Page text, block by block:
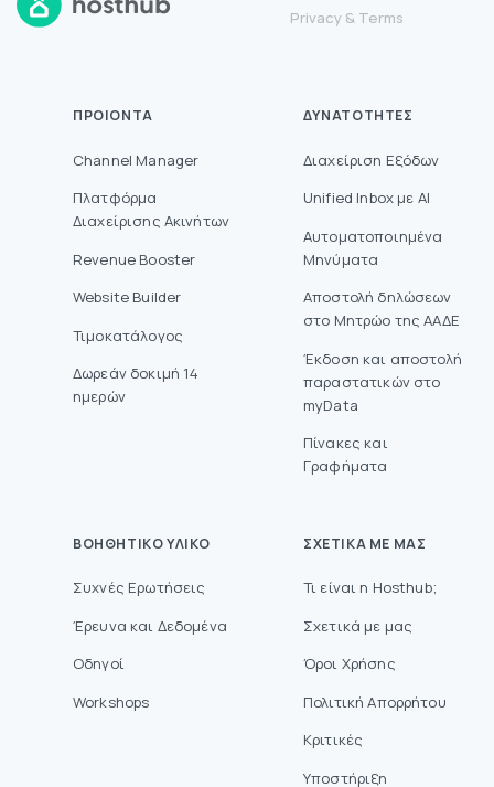
Privacy & Terms
ΠΡΟΙΌΝΤΑ
Channel Manager
Πλατφόρμα
Διαχείρισης Ακινήτων
Revenue Booster
Website Builder
Τιμοκατάλογος
Δωρεάν δοκιμή 14
ημερών
ΔΥΝΑΤΌΤΗΤΕΣ
Διαχείριση Εξόδων
Unified Inbox με AI
Αυτοματοποιημένα
Μηνύματα
Aποστολή δηλώσεων
στο Mητρώο της ΑΑΔΕ
Έκδοση και αποστολή
παραστατικών στο
myData
Πίνακες και
Γραφήματα
ΒΟΗΘΗΤΙΚΌ ΥΛΙΚΌ
Συχνές Ερωτήσεις
Έρευνα και Δεδομένα
Οδηγοί
Workshops
ΣΧΕΤΙΚΆ ΜΕ ΜΑΣ
Τι είναι η Hosthub;
Σχετικά με μας
Όροι Χρήσης
Πολιτική Απορρήτου
Κριτικές
Υποστήριξη